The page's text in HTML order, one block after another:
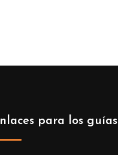
para los guías